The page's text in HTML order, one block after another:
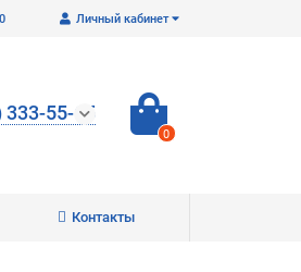
Личный кабинет
0
333-55-65
0
Контакты